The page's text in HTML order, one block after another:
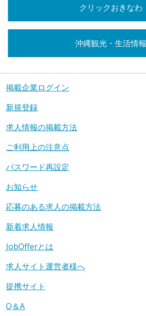
クリックおきなわ
沖縄観光・生活情報
掲載企業ログイン
新規登録
求人情報の掲載方法
ご利用上の注意点
パスワード再設定
お知らせ
応募のある求人の掲載方法
新着求人情報
JobOfferとは
求人サイト運営者様へ
提携サイト
Q＆A